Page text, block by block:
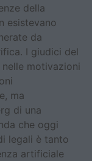
della
esistevano
da
I giudici del
nelle motivazioni
ma
di una
che oggi
legali è tanto
artificiale